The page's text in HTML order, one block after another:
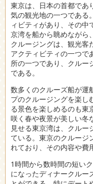
東京は、日本の首都であ
気の観光地の一つである。
ィビティがあり、その
京湾を船から眺めながら
クルージングは、観光客
アクティビティの一つで
所の一つであり、クルー
である。
数多くのクルーズ船が運
プのクルージングを楽し
る景色を楽しめるのも東
咲く春や夜景が美しい冬
見せる東京湾は、クルー
ている。東京のクルージ
れており、その内容や費
1時間から数時間の短い
になったディナークルー